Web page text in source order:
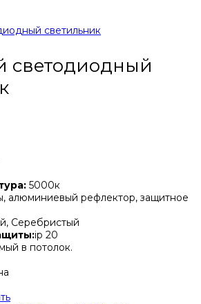
светодиодный
5000к
алюминиевый рефлектор, защитное
Серебристый
ip 20
в потолок.